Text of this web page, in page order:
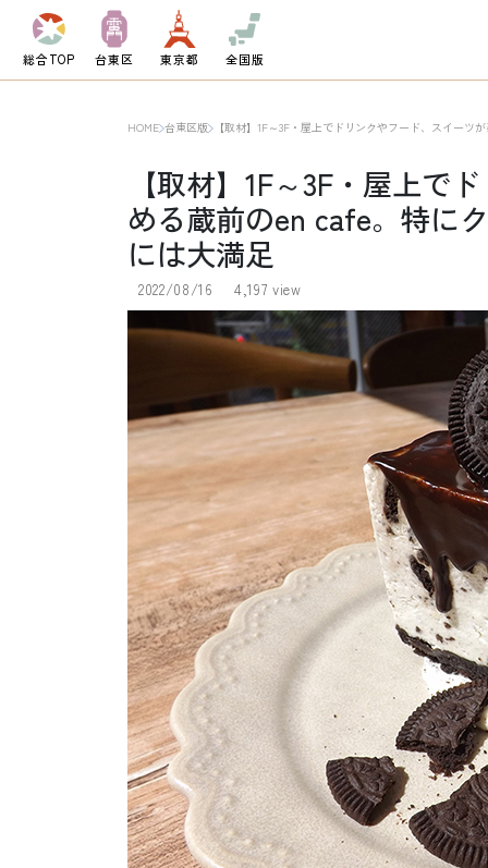
総合TOP 台東区 東京都 全国版
HOME 台東区版 【取材】1F～3F・屋上でドリンクやフード、スイー
【取材】1F～3F・屋上で
める蔵前のen cafe。特に
には大満足
2022/08/16 4,197 view